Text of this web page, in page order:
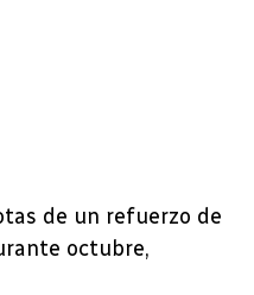
de un refuerzo de
octubre,